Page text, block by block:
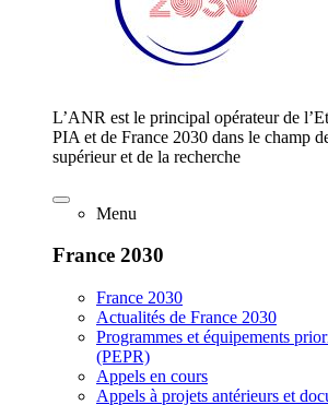
L’ANR est le principal opérateur de
PIA et de France 2030 dans le champ
supérieur et de la recherche
Menu
France 2030
France 2030
Actualités de France 2030
Programmes et équipements
(PEPR)
Appels en cours
Appels à projets antérieurs et